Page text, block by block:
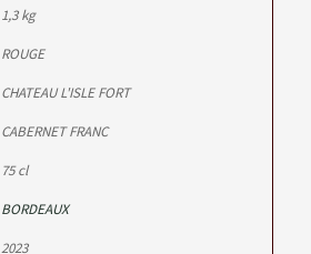
1,3 kg
ROUGE
CHATEAU L'ISLE FORT
CABERNET FRANC
75 cl
BORDEAUX
2023